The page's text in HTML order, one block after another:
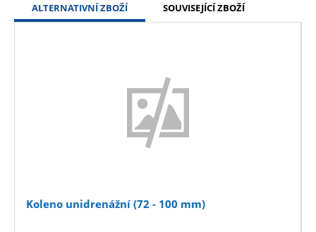
ALTERNATIVNÍ ZBOŽÍ SOUVISEJÍCÍ ZBOŽÍ
Koleno unidrenážní (72 - 100 mm)